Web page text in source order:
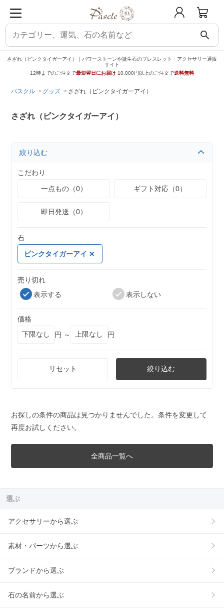
search
さざれ（ピンクタイガーアイ）｜パワーストーンや誕生石のブレスレット・アクセサリー通販
サイト
12時までのご注文で最短翌日にお届け 10,000円以上のご注文で送料無料
パスクル グッズ さざれ（ピンクタイガーアイ）
さざれ（ピンクタイガーアイ）
絞り込む
こだわり
一点もの（0）
ギフト対応（0）
即日発送（0）
石
ピンクタイガーアイ
売り切れ
表示する
表示しない
価格
円 ～
円
リセット 絞り込む
お探しの条件の商品は見つかりませんでした。条件を変更して
再度お試しください。
全商品一覧へ
選ぶ
アクセサリーから選ぶ
素材・パーツから選ぶ
ブランドから選ぶ
石の名前から選ぶ